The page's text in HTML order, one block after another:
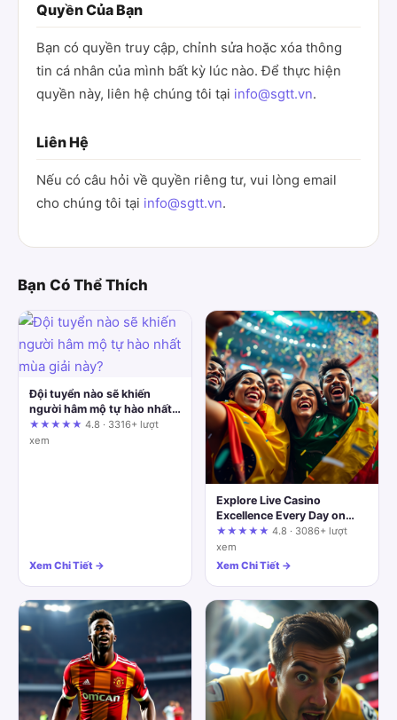
Quyền Của Bạn
Bạn có quyền truy cập, chỉnh sửa hoặc xóa thông
tin cá nhân của mình bất kỳ lúc nào. Để thực hiện
quyền này, liên hệ chúng tôi tại info@sgtt.vn.
Liên Hệ
Nếu có câu hỏi về quyền riêng tư, vui lòng email
cho chúng tôi tại info@sgtt.vn.
Bạn Có Thể Thích
Đội tuyển nào sẽ khiến
người hâm mộ tự hào nhất
mùa giải này?
★★★★★ 4.8 · 3316+ lượt
xem
Xem Chi Tiết →
Explore Live Casino
Excellence Every Day on
mu88-km.com
★★★★★ 4.8 · 3086+ lượt
xem
Xem Chi Tiết →